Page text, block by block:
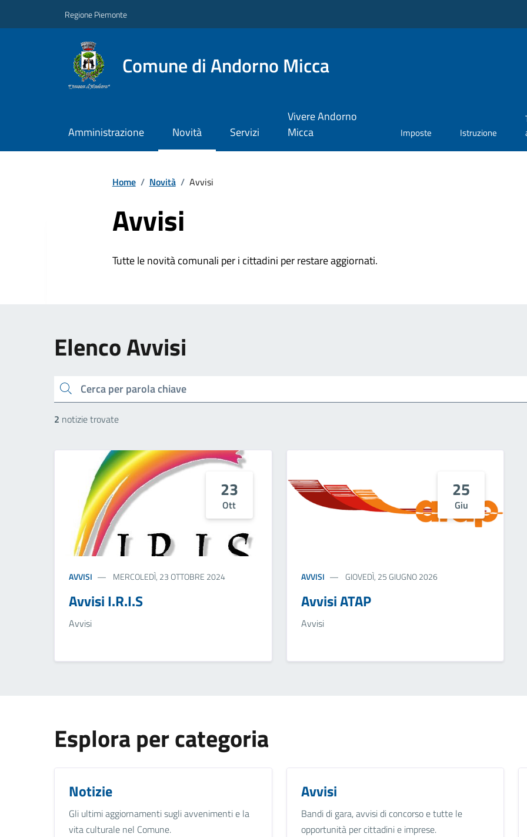
Regione Piemonte
Comune di Andorno Micca
Amministrazione Novità Servizi
Vivere Andorno
Micca
Imposte Istruzione
Home / Novità / Avvisi
Avvisi
Tutte le novità comunali per i cittadini per restare aggiornati.
Elenco Avvisi
cerca
2 notizie trovate
23
Ott
AVVISI MERCOLEDÌ, 23 OTTOBRE 2024
Avvisi I.R.I.S
Avvisi
25
Giu
AVVISI GIOVEDÌ, 25 GIUGNO 2026
Avvisi ATAP
Avvisi
Esplora per categoria
Notizie
Gli ultimi aggiornamenti sugli avvenimenti e la
vita culturale nel Comune.
Avvisi
Bandi di gara, avvisi di concorso e tutte le
opportunità per cittadini e imprese.